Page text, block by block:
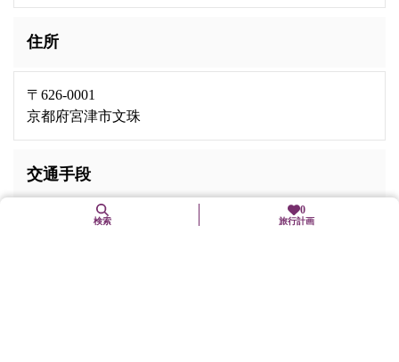
住所
〒626-0001
京都府宮津市文珠
交通手段
京都丹後鉄道宮豊線「天橋立」駅下車、徒歩4分
0
旅行計画
検索